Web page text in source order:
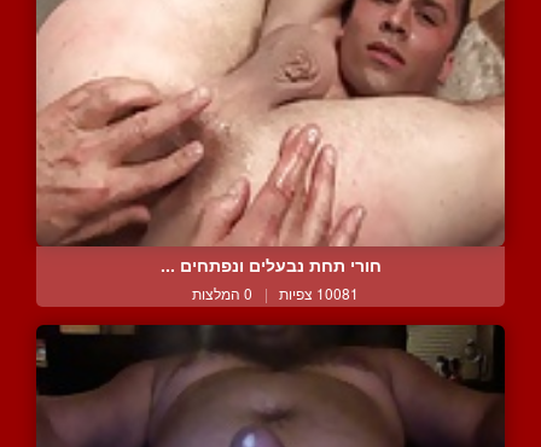
חורי תחת נבעלים ונפתחים ...
10081 צפיות | 0 המלצות